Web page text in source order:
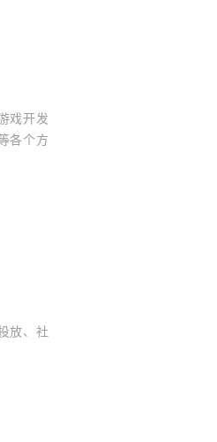
戏开发
各个方
放、社